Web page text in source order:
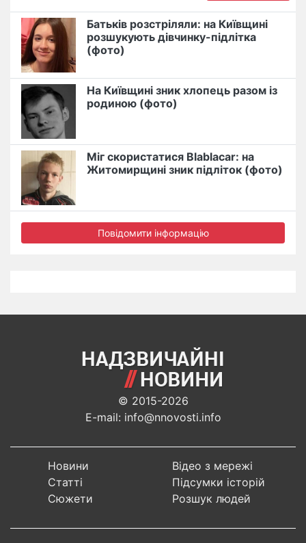
Батьків розстріляли: на Київщині
розшукують дівчинку-підлітка
(фото)
На Київщині зник хлопець разом із
родиною (фото)
Міг скористатися Blablacar: на
Житомирщині зник підліток (фото)
Повідомити інформацію
© 2015-2026
E-mail: info@nnovosti.info
Новини
Статті
Сюжети
Відео з мережі
Підсумки історій
Розшук людей